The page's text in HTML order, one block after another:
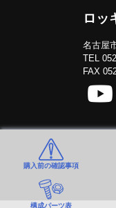
ロッ
名古屋
TEL
FAX
購入前の確認事項
構成パーツ表